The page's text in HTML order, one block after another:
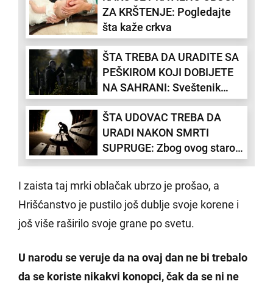
ZA KRŠTENJE: Pogledajte
šta kaže crkva
ŠTA TREBA DA URADITE SA
PEŠKIROM KOJI DOBIJETE
NA SAHRANI: Sveštenik
rešio nedoumicu
ŠTA UDOVAC TREBA DA
URADI NAKON SMRTI
SUPRUGE: Zbog ovog starog
srpskog običaja su svi
plakali
I zaista taj mrki oblačak ubrzo je prošao, a
Hrišćanstvo je pustilo još dublje svoje korene i
još više raširilo svoje grane po svetu.
U narodu se veruje da na ovaj dan ne bi trebalo
da se koriste nikakvi konopci, čak da se ni ne